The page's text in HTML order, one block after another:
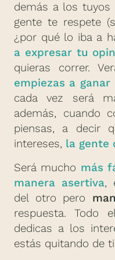
demás a los tuyos
gente te respete
¿por qué lo iba a
a expresar tu
quieras correr.
empiezas a
cada vez será
además, cuando
piensas, a decir
intereses, la gente
Será mucho más
manera asertiva,
del otro pero
respuesta. Todo
dedicas a los
estás quitando de